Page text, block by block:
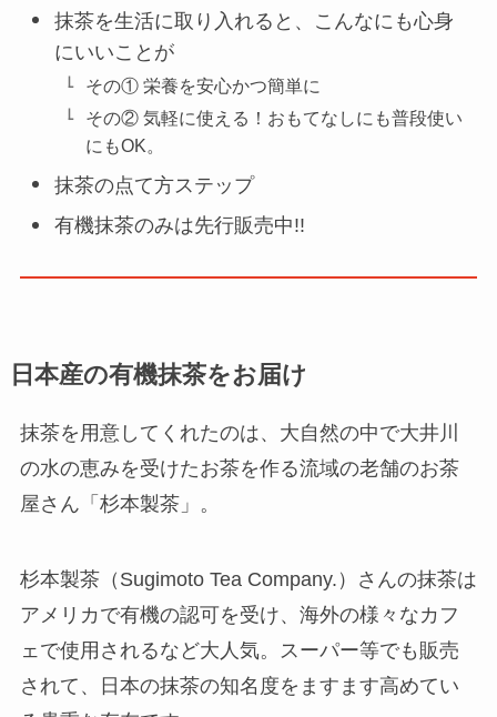
抹茶を生活に取り入れると、こんなにも心身
にいいことが
その① 栄養を安心かつ簡単に
その② 気軽に使える！おもてなしにも普段使い
にもOK。
抹茶の点て方ステップ
有機抹茶のみは先行販売中!!
日本産の有機抹茶をお届け
抹茶を用意してくれたのは、大自然の中で大井川
の水の恵みを受けたお茶を作る流域の老舗のお茶
屋さん「杉本製茶」。
杉本製茶（Sugimoto Tea Company.）さんの抹茶は
アメリカで有機の認可を受け、海外の様々なカフ
ェで使用されるなど大人気。スーパー等でも販売
されて、日本の抹茶の知名度をますます高めてい